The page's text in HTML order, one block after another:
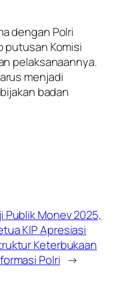
dengan Polri
putusan Komisi
pelaksanaannya.
menjadi
badan
Publik Monev 2025,
KIP Apresiasi
Keterbukaan
Polri →